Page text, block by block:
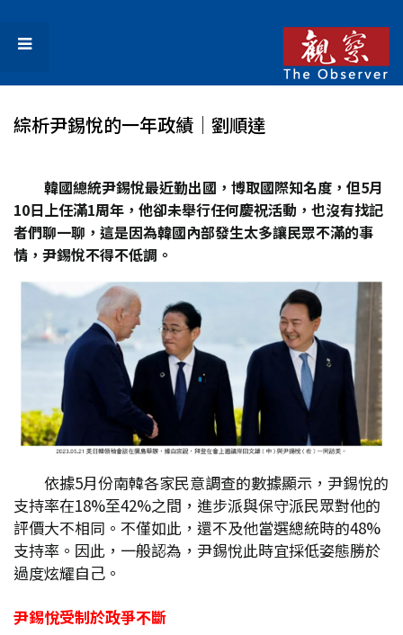
綜析尹錫悅的一年政績│劉順達
韓國總統尹錫悅最近勤出國，博取國際知名度，但5月
10日上任滿1周年，他卻未舉行任何慶祝活動，也沒有找記
者們聊一聊，這是因為韓國內部發生太多讓民眾不滿的事
情，尹錫悅不得不低調。
依據5月份南韓各家民意調查的數據顯示，尹錫悅的
支持率在18%至42%之間，進步派與保守派民眾對他的
評價大不相同。不僅如此，還不及他當選總統時的48%
支持率。因此，一般認為，尹錫悅此時宜採低姿態勝於
過度炫耀自己。
尹錫悅受制於政爭不斷